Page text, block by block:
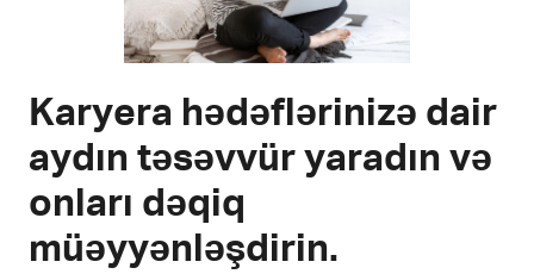
Karyera hədəflərinizə dair
aydın təsəvvür yaradın və
onları dəqiq
müəyyənləşdirin.